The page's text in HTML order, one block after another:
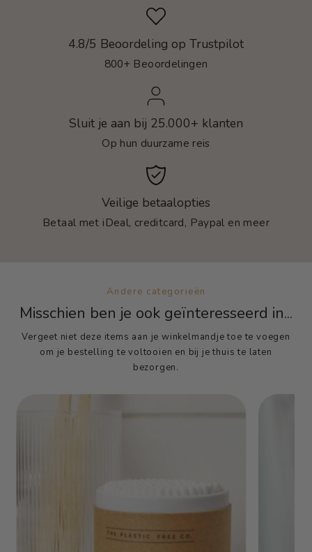
4.8/5 Beoordeling op Trustpilot
800+ Beoordelingen
Sluit je aan bij 25.000+ klanten
Op hun duurzame reis
Veilige betaalopties
Betaal met iDeal, creditcard, Paypal en meer
Andere categorieën
Misschien ben je ook geïnteresseerd in...
Vergeet niet deze items aan je winkelmandje toe te voegen
om je bestelling te voltooien en bij je thuis te laten
bezorgen.